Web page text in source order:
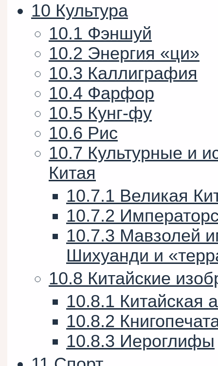
10 Культура
10.1 Фэншуй
10.2 Энергия «ци»
10.3 Каллиграфия
10.4 Фарфор
10.5 Кунг-фу
10.6 Рис
10.7 Культурные и
Китая
10.7.1 Великая
10.7.2
10.7.3 Мавзолей
Шихуанди и
10.8 Китайские
10.8.1 Китайская
10.8.2
10.8.3 Иероглифы